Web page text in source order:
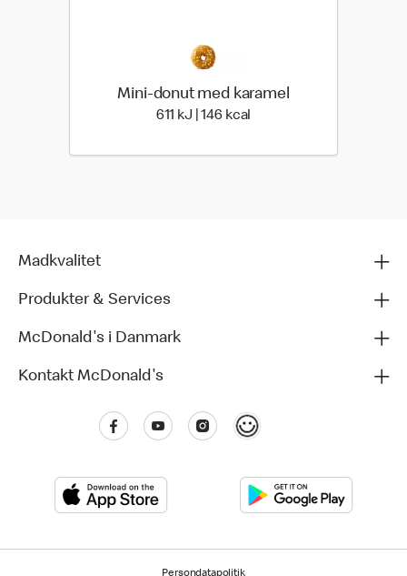
Mini-donut med karamel
611 kJ | 146 kcal
Madkvalitet
Produkter & Services
McDonald's i Danmark
Kontakt McDonald's